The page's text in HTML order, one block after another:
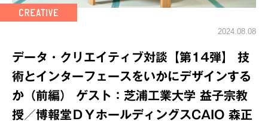
2024.08.08
データ・クリエイティブ対談【第14弾】 技
術とインターフェースをいかにデザインする
か（前編） ゲスト：芝浦工業大学 益子宗教
授／博報堂ＤＹホールディングスCAIO 森正